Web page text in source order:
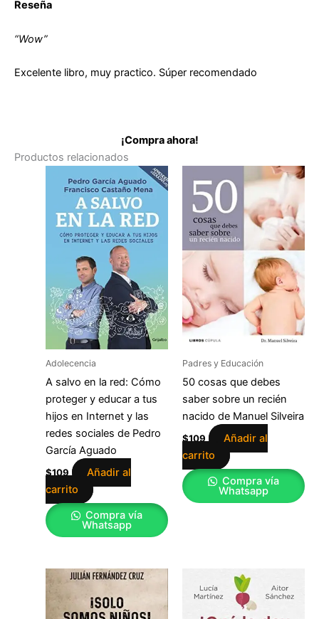
Reseña
“Wow”
Excelente libro, muy practico. Súper recomendado
¡Compra ahora!
Productos relacionados
Adolecencia
A salvo en la red: Cómo
proteger y educar a tus
hijos en Internet y las
redes sociales de Pedro
García Aguado
$109
Añadir al
carrito
Compra vía
Whatsapp
Padres y Educación
50 cosas que debes
saber sobre un recién
nacido de Manuel Silveira
$109
Añadir al
carrito
Compra vía
Whatsapp